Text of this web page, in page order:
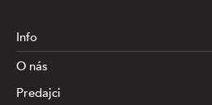
Info
O nás
Predajci